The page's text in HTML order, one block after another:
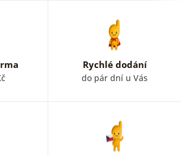
Rychlé dodání
do pár dní u Vás